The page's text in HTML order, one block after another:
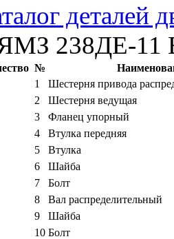
238ДЕ-11
№
1
Шестерня привода
2
Шестерня ведущая
3
Фланец упорный
4
Втулка передняя
5
Втулка
6
Шайба
7
Болт
8
Вал распределительный
9
Шайба
10 Болт